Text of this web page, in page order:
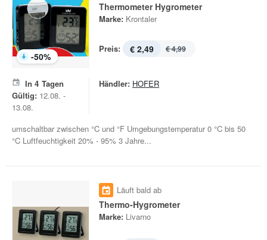
-50%
Thermometer Hygrometer
Marke: Krontaler
Preis: € 2,49 € 4,99
In 4 Tagen
Gültig: 12.08. -
13.08.
Händler: HOFER
umschaltbar zwischen °C und °F Umgebungstemperatur 0 °C bis 50
°C Luftfeuchtigkeit 20% - 95% 3 Jahre...
Läuft bald ab
Thermo-Hygrometer
Marke: Livarno